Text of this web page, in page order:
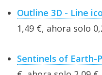
Outline 3D - Line
1,49 €, ahora solo
Sentinels of Earth-